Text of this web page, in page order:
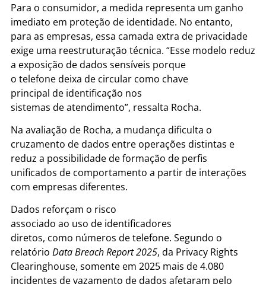
Para o consumidor, a medida representa um ganho
imediato em proteção de identidade. No entanto,
para as empresas, essa camada extra de privacidade
exige uma reestruturação técnica. “Esse modelo reduz
a exposição dedados sensíveis porque
o telefonedeixa de circular como chave
principal de identificação nos
sistemas deatendimento”, ressalta Rocha.
Na avaliação de Rocha, a mudança dificulta o
cruzamento dedados entre operações distintas e
reduz a possibilidadedeformação de perfis
unificados de comportamento a partirde interações
com empresas diferentes.
Dados reforçam o risco
associado ao uso de identificadores
diretos, como números detelefone. Segundo o
relatório Data Breach Report 2025, da Privacy Rights
Clearinghouse, somente em 2025 mais de4.080
incidentes devazamento dedados afetaram pelo